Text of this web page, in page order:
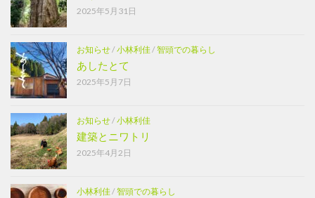
2025年5月31日
お知らせ/小林利佳/智頭での暮らし
あしたとて
2025年5月7日
お知らせ/小林利佳
建築とニワトリ
2025年4月2日
小林利佳/智頭での暮らし